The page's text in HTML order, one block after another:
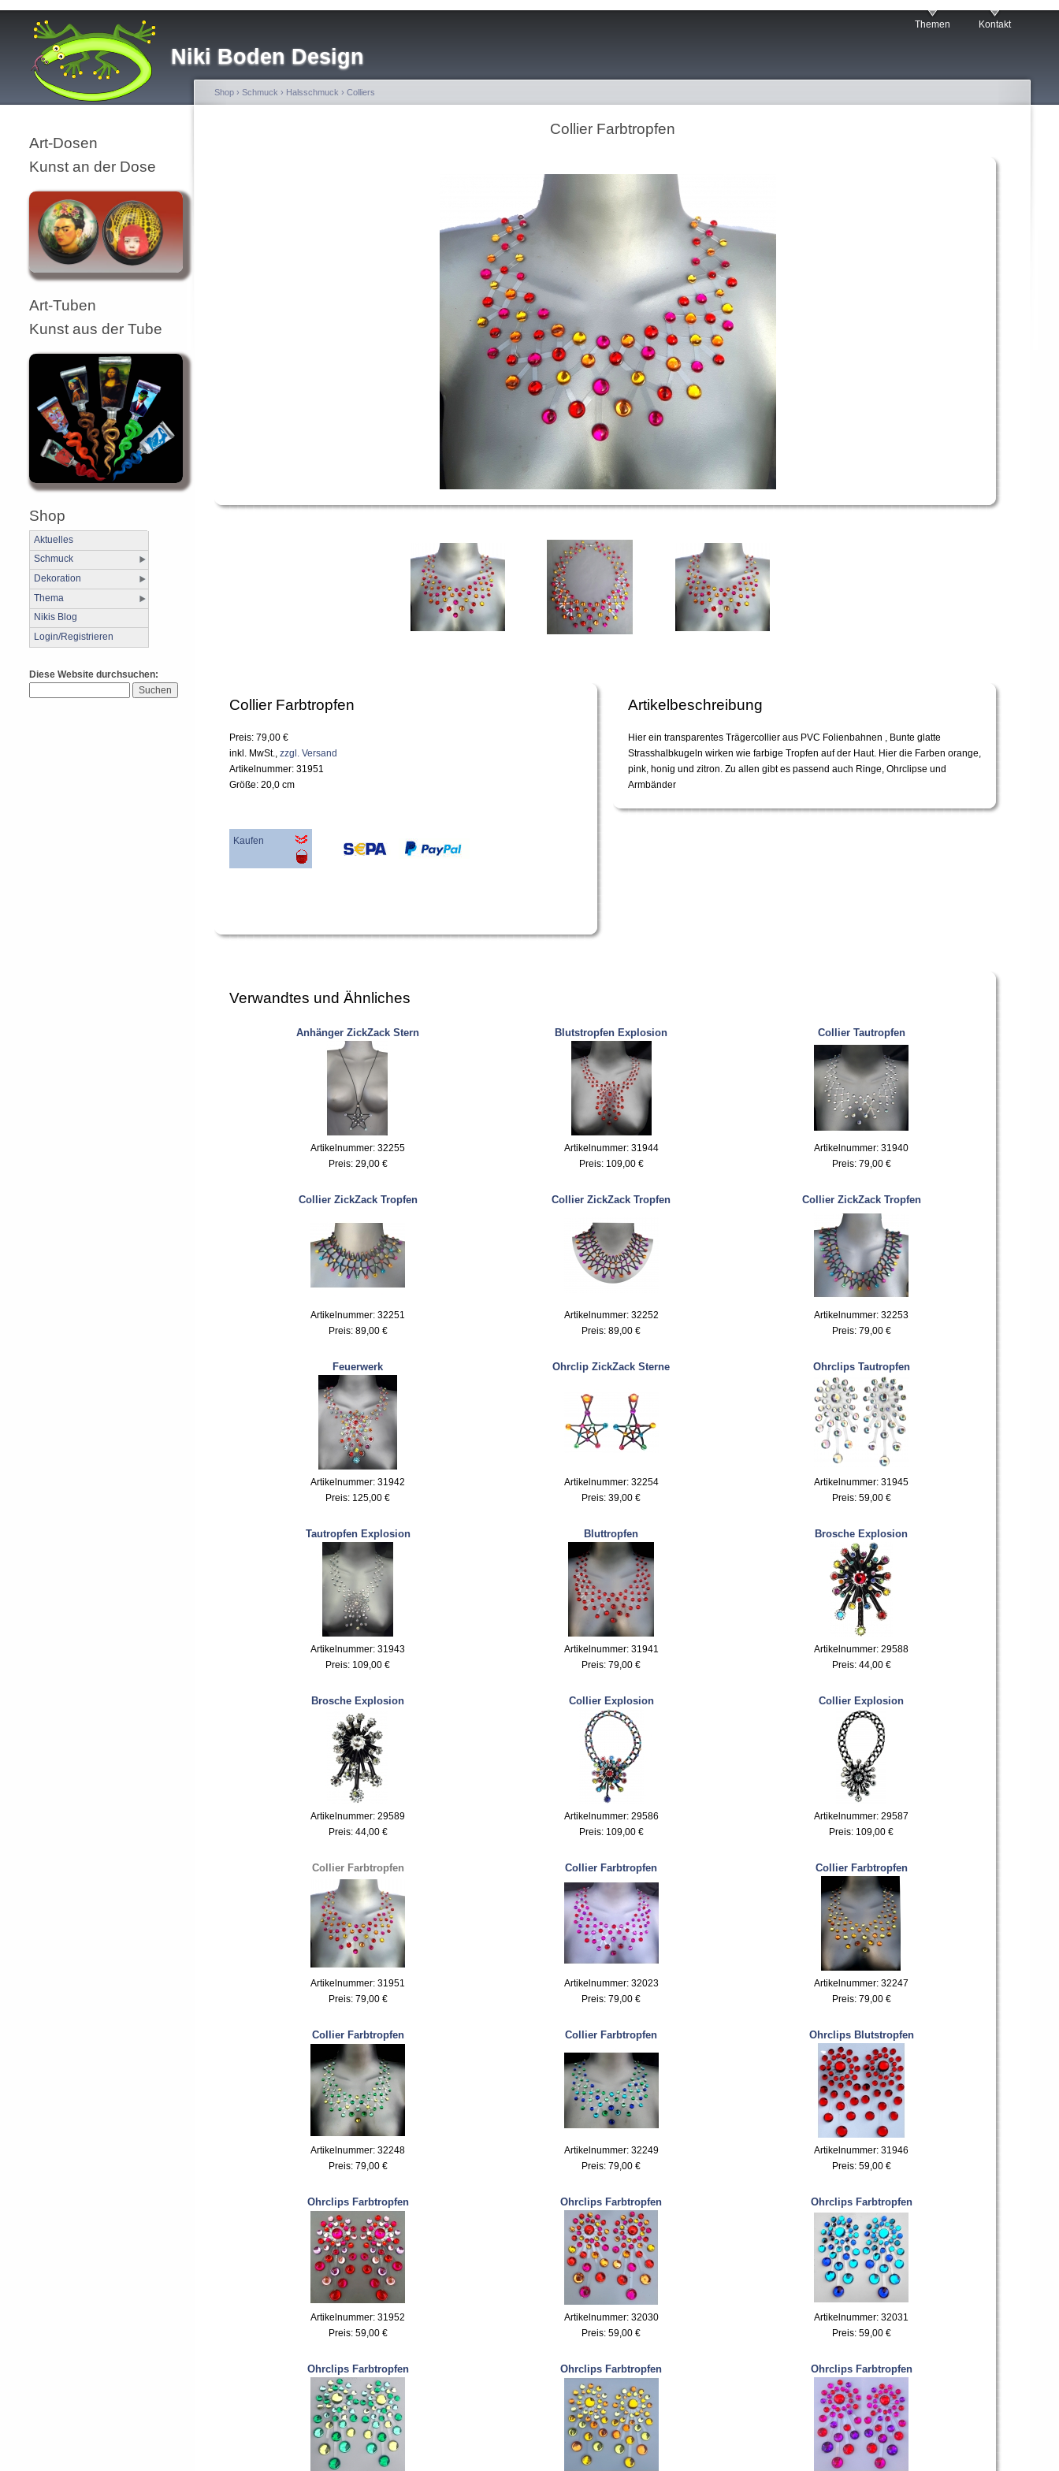
Niki Boden Design
Themen Kontakt
Art-Dosen
Kunst an der Dose
Art-Tuben
Kunst aus der Tube
Shop
Aktuelles
Schmuck
Dekoration
Thema
Nikis Blog
Login/Registrieren
Diese Website durchsuchen:
Shop › Schmuck › Halsschmuck › Colliers
Collier Farbtropfen
Collier Farbtropfen
Preis: 79,00 €
inkl. MwSt., zzgl. Versand
Artikelnummer: 31951
Größe: 20,0 cm
Kaufen
Artikelbeschreibung
Hier ein transparentes Trägercollier aus PVC Folienbahnen , Bunte glatte
Strasshalbkugeln wirken wie farbige Tropfen auf der Haut. Hier die Farben orange,
pink, honig und zitron. Zu allen gibt es passend auch Ringe, Ohrclipse und
Armbänder
Verwandtes und Ähnliches
Anhänger ZickZack Stern
Artikelnummer: 32255
Preis: 29,00 €
Blutstropfen Explosion
Artikelnummer: 31944
Preis: 109,00 €
Collier Tautropfen
Artikelnummer: 31940
Preis: 79,00 €
Collier ZickZack Tropfen
Artikelnummer: 32251
Preis: 89,00 €
Collier ZickZack Tropfen
Artikelnummer: 32252
Preis: 89,00 €
Collier ZickZack Tropfen
Artikelnummer: 32253
Preis: 79,00 €
Feuerwerk
Artikelnummer: 31942
Preis: 125,00 €
Ohrclip ZickZack Sterne
Artikelnummer: 32254
Preis: 39,00 €
Ohrclips Tautropfen
Artikelnummer: 31945
Preis: 59,00 €
Tautropfen Explosion
Artikelnummer: 31943
Preis: 109,00 €
Bluttropfen
Artikelnummer: 31941
Preis: 79,00 €
Brosche Explosion
Artikelnummer: 29588
Preis: 44,00 €
Brosche Explosion
Artikelnummer: 29589
Preis: 44,00 €
Collier Explosion
Artikelnummer: 29586
Preis: 109,00 €
Collier Explosion
Artikelnummer: 29587
Preis: 109,00 €
Collier Farbtropfen
Artikelnummer: 31951
Preis: 79,00 €
Collier Farbtropfen
Artikelnummer: 32023
Preis: 79,00 €
Collier Farbtropfen
Artikelnummer: 32247
Preis: 79,00 €
Collier Farbtropfen
Artikelnummer: 32248
Preis: 79,00 €
Collier Farbtropfen
Artikelnummer: 32249
Preis: 79,00 €
Ohrclips Blutstropfen
Artikelnummer: 31946
Preis: 59,00 €
Ohrclips Farbtropfen
Artikelnummer: 31952
Preis: 59,00 €
Ohrclips Farbtropfen
Artikelnummer: 32030
Preis: 59,00 €
Ohrclips Farbtropfen
Artikelnummer: 32031
Preis: 59,00 €
Ohrclips Farbtropfen Ohrclips Farbtropfen Ohrclips Farbtropfen